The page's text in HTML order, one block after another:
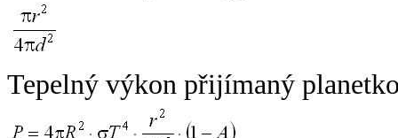
Tepelný výkon přijímaný